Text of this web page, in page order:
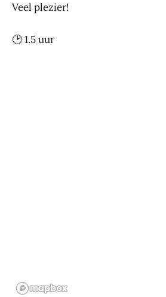
Veel plezier!
🕑 1.5 uur